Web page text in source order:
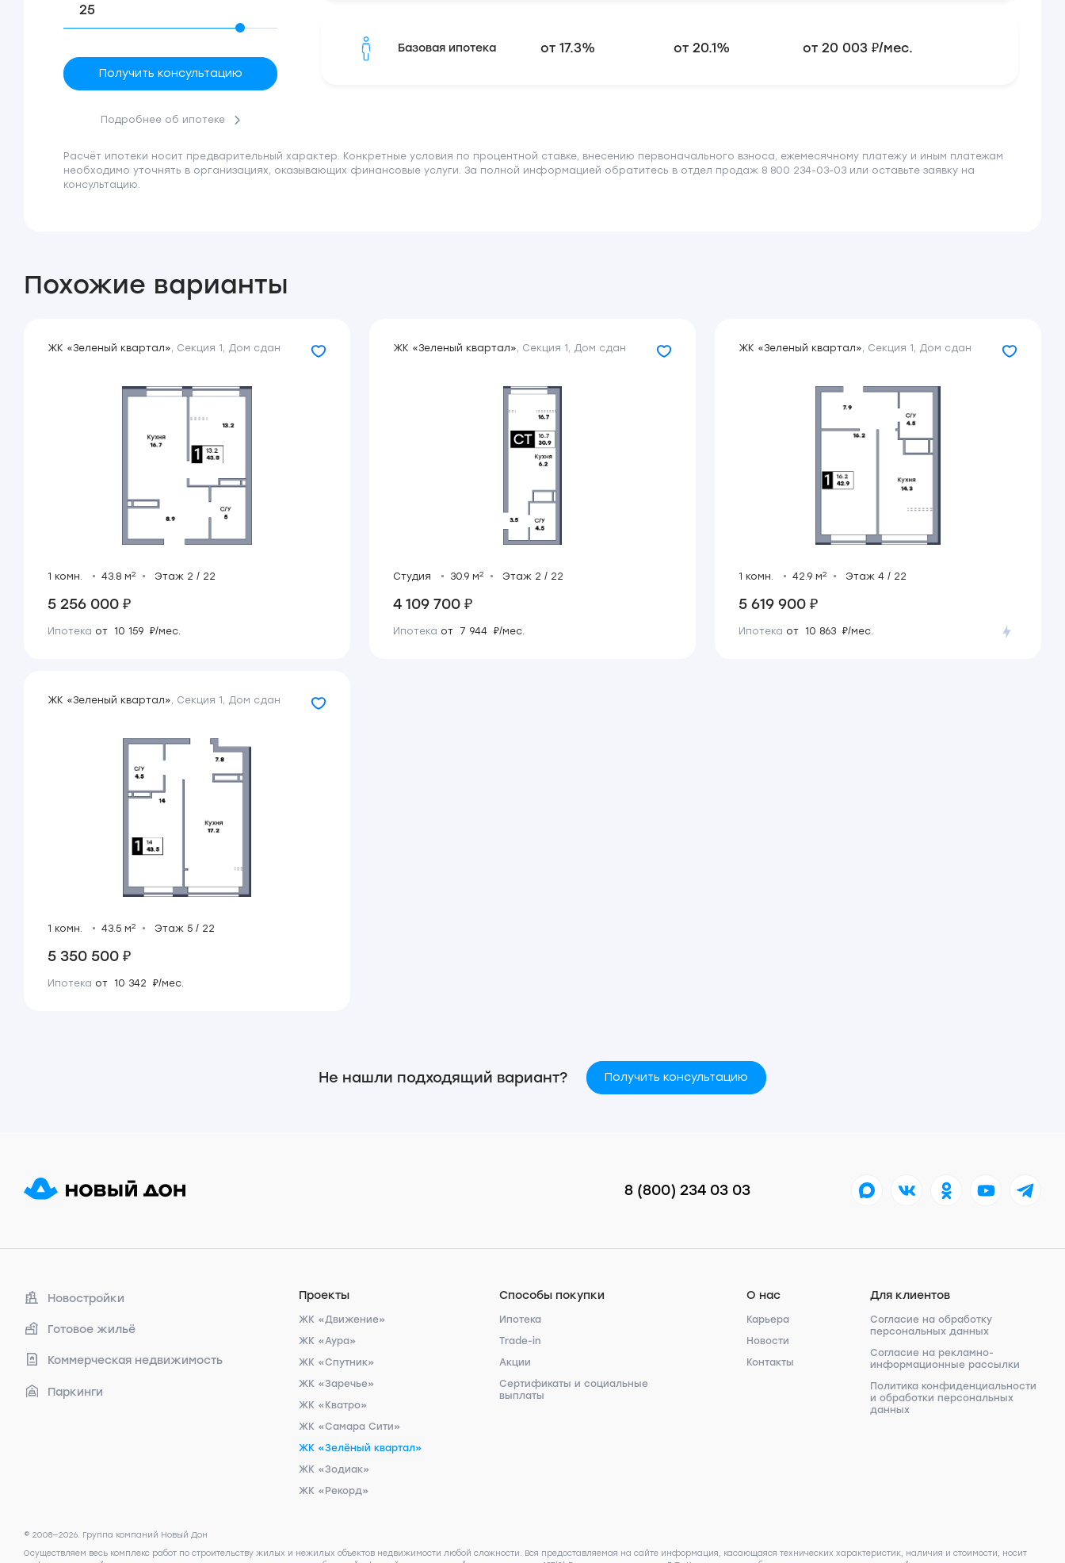
Получить консультацию
Подробнее об ипотеке
Базовая ипотека от 17.3% от 20.1% от 20 003 ₽/мес.
Расчёт ипотеки носит предварительный характер. Конкретные условия по процентной ставке, внесению первоначального взноса, ежемесячному платежу и иным платежам
необходимо уточнять в организациях, оказывающих финансовые услуги. За полной информацией обратитесь в отдел продаж 8 800 234-03-03 или оставьте заявку на
консультацию.
Похожие варианты
ЖК «Зеленый квартал», Секция 1 , Дом сдан
1 комн. 43.8 м2 Этаж 2 / 22
5 256 000 ₽
Ипотека от 10 159 ₽/мес.
ЖК «Зеленый квартал», Секция 1 , Дом сдан
Студия 30.9 м2 Этаж 2 / 22
4 109 700 ₽
Ипотека от 7 944 ₽/мес.
ЖК «Зеленый квартал», Секция 1 , Дом сдан
1 комн. 42.9 м2 Этаж 4 / 22
5 619 900 ₽
Ипотека от 10 863 ₽/мес.
ЖК «Зеленый квартал», Секция 1 , Дом сдан
1 комн. 43.5 м2 Этаж 5 / 22
5 350 500 ₽
Ипотека от 10 342 ₽/мес.
Не нашли подходящий вариант? Получить консультацию
8 (800) 234 03 03
Новостройки
Готовое жильё
Коммерческая недвижимость
Паркинги
Проекты
ЖК «Движение»
ЖК «Аура»
ЖК «Спутник»
ЖК «Заречье»
ЖК «Кватро»
ЖК «Самара Сити»
ЖК «Зелёный квартал»
ЖК «Зодиак»
ЖК «Рекорд»
Способы покупки
Ипотека
Trade-in
Акции
Сертификаты и социальные
выплаты
О нас
Карьера
Новости
Контакты
Для клиентов
Согласие на обработку
персональных данных
Согласие на рекламно-
информационные рассылки
Политика конфиденциальности
и обработки персональных
данных
© 2008—2026. Группа компаний Новый Дон
Осуществляем весь комплекс работ по строительству жилых и нежилых объектов недвижимости любой сложности. Вся предоставляемая на сайте информация, касающаяся технических характеристик, наличия и стоимости, носит